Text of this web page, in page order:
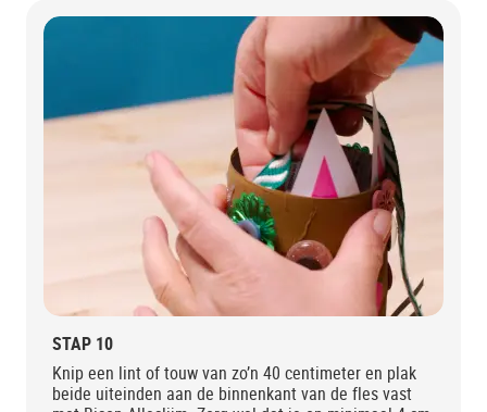
STAP 10
Knip een lint of touw van zo’n 40 centimeter en plak
beide uiteinden aan de binnenkant van de fles vast